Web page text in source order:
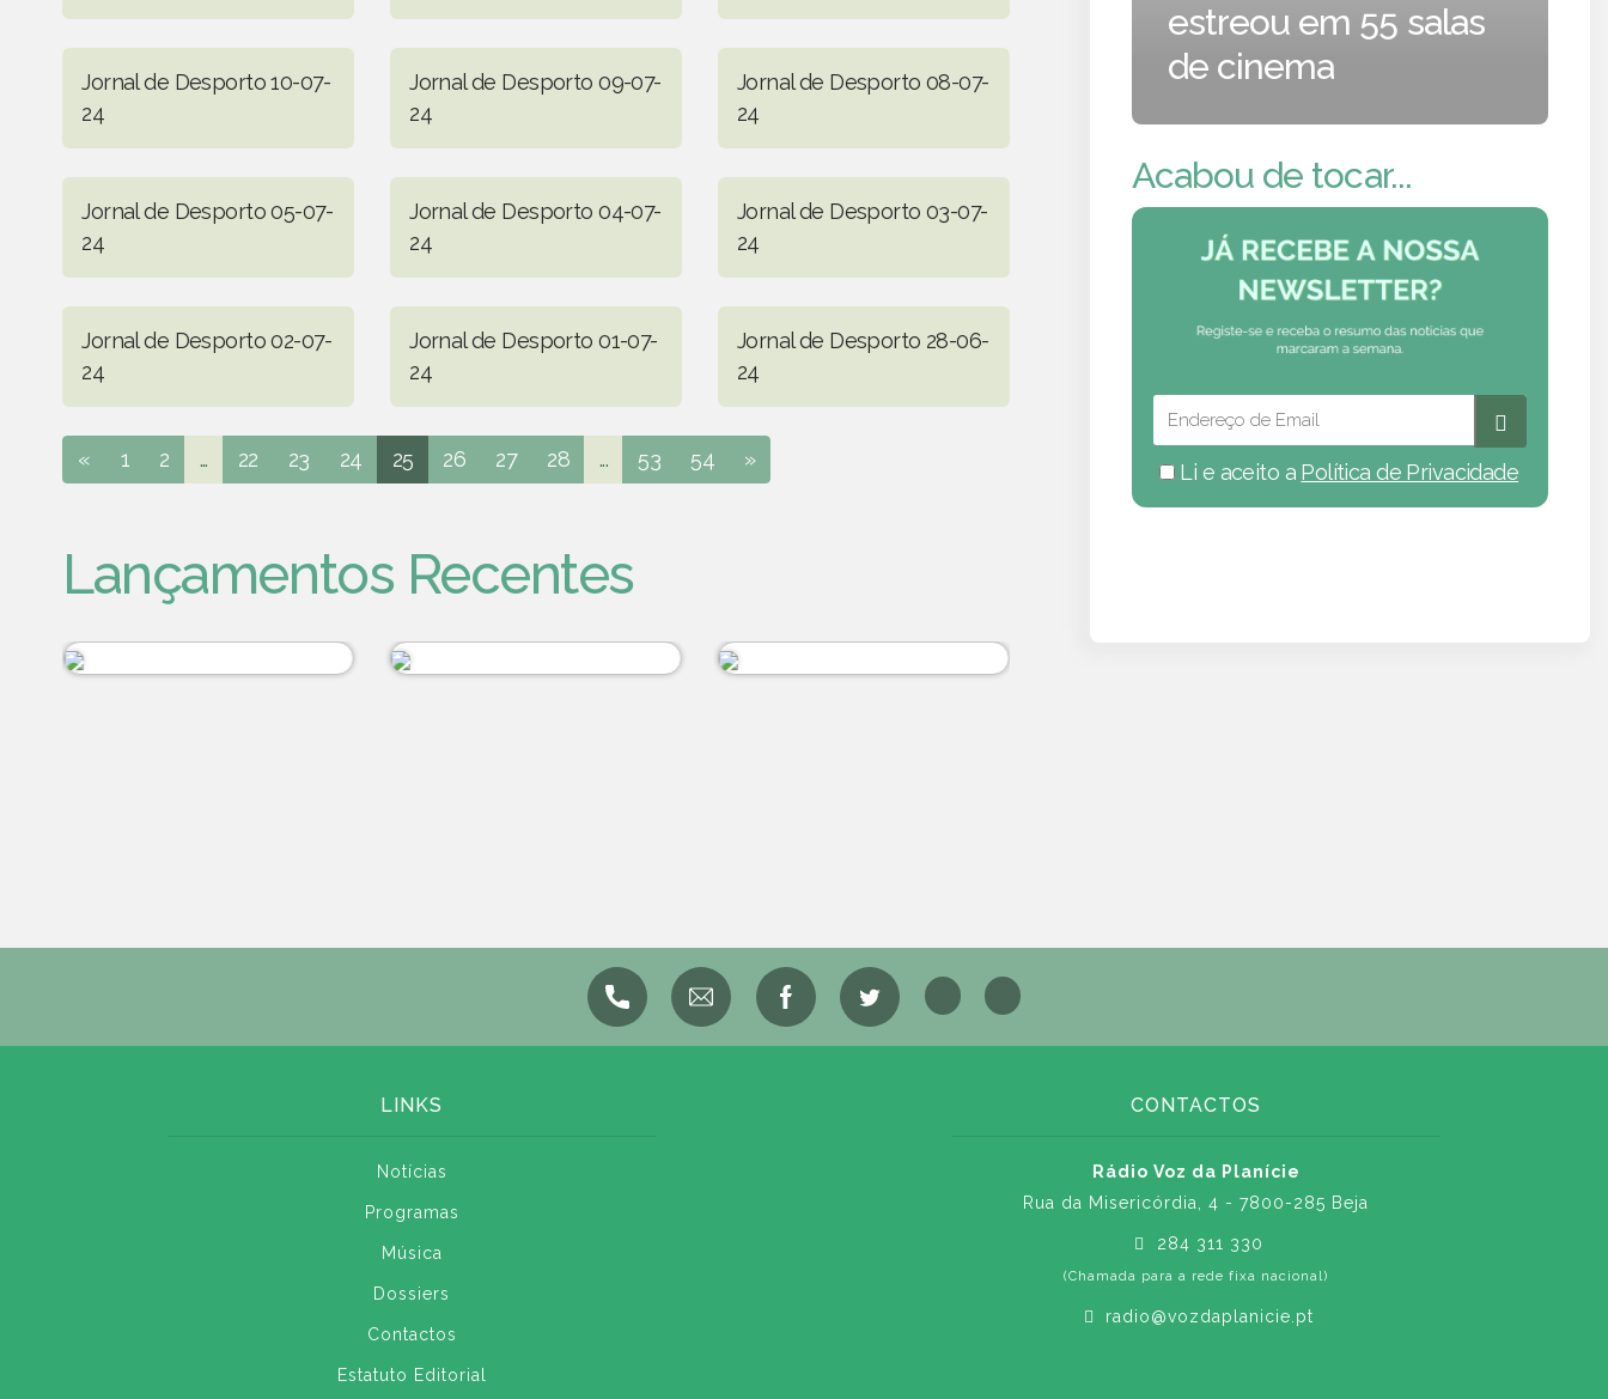
Jornal de Desporto 10-07-
24
Jornal de Desporto 09-07-
24
Jornal de Desporto 08-07-
24
Jornal de Desporto 05-07-
24
Jornal de Desporto 04-07-
24
Jornal de Desporto 03-07-
24
Jornal de Desporto 02-07-
24
Jornal de Desporto 01-07-
24
Jornal de Desporto 28-06-
24
« 1 2 ... 22 23 24 25 26 27 28 ... 53 54 »
Lançamentos Recentes
estreou em 55 salas
de cinema
Acabou de tocar...
Li e aceito a Política de Privacidade
LINKS
Notícias
Programas
Música
Dossiers
Contactos
Estatuto Editorial
CONTACTOS
Rádio Voz da Planície
Rua da Misericórdia, 4 - 7800-285 Beja
284 311 330
(Chamada para a rede fixa nacional)
radio@vozdaplanicie.pt